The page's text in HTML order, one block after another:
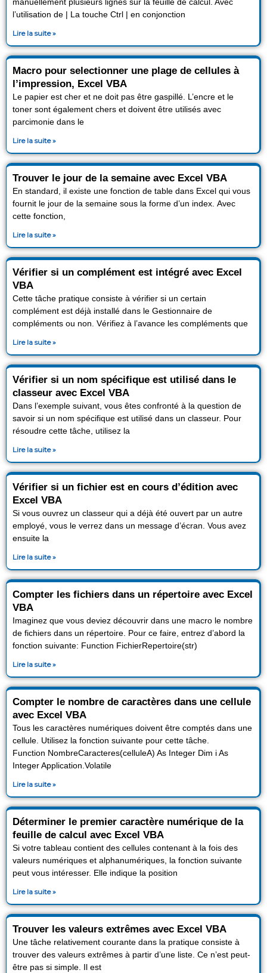
manuellement plusieurs lignes sur la feuille de calcul. Avec
l’utilisation de | La touche Ctrl | en conjonction
Lire la suite »
Macro pour selectionner une plage de cellules à
l’impression, Excel VBA
Le papier est cher et ne doit pas être gaspillé. L’encre et le
toner sont également chers et doivent être utilisés avec
parcimonie dans le
Lire la suite »
Trouver le jour de la semaine avec Excel VBA
En standard, il existe une fonction de table dans Excel qui vous
fournit le jour de la semaine sous la forme d’un index. Avec
cette fonction,
Lire la suite »
Vérifier si un complément est intégré avec Excel
VBA
Cette tâche pratique consiste à vérifier si un certain
complément est déjà installé dans le Gestionnaire de
compléments ou non. Vérifiez à l’avance les compléments que
Lire la suite »
Vérifier si un nom spécifique est utilisé dans le
classeur avec Excel VBA
Dans l’exemple suivant, vous êtes confronté à la question de
savoir si un nom spécifique est utilisé dans un classeur. Pour
résoudre cette tâche, utilisez la
Lire la suite »
Vérifier si un fichier est en cours d’édition avec
Excel VBA
Si vous ouvrez un classeur qui a déjà été ouvert par un autre
employé, vous le verrez dans un message d’écran. Vous avez
ensuite la
Lire la suite »
Compter les fichiers dans un répertoire avec Excel
VBA
Imaginez que vous deviez découvrir dans une macro le nombre
de fichiers dans un répertoire. Pour ce faire, entrez d’abord la
fonction suivante: Function FichierRepertoire(str)
Lire la suite »
Compter le nombre de caractères dans une cellule
avec Excel VBA
Tous les caractères numériques doivent être comptés dans une
cellule. Utilisez la fonction suivante pour cette tâche.
Function NombreCaracteres(celluleA) As Integer Dim i As
Integer Application.Volatile
Lire la suite »
Déterminer le premier caractère numérique de la
feuille de calcul avec Excel VBA
Si votre tableau contient des cellules contenant à la fois des
valeurs numériques et alphanumériques, la fonction suivante
peut vous intéresser. Elle indique la position
Lire la suite »
Trouver les valeurs extrêmes avec Excel VBA
Une tâche relativement courante dans la pratique consiste à
trouver des valeurs extrêmes à partir d’une liste. Ce n’est peut-
être pas si simple. Il est